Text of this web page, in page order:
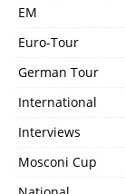
EM
Euro-Tour
German Tour
International
Interviews
Mosconi Cup